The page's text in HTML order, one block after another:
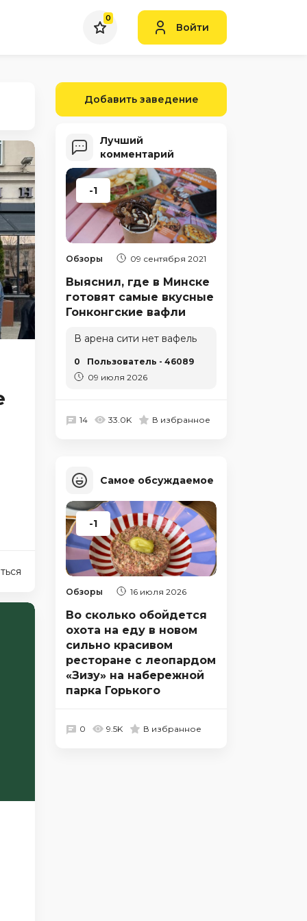
0
Войти
Добавить заведение
Лучший
комментарий
-1
Обзоры 09 сентября 2021
Выяснил, где в Минске
готовят самые вкусные
Гонконгские вафли
В арена сити нет вафель
0
Пользователь - 46089
09 июля 2026
14 33.0K В избранное
Самое обсуждаемое
-1
Обзоры 16 июля 2026
Во сколько обойдется
охота на еду в новом
сильно красивом
ресторане с леопардом
«Зизу» на набережной
парка Горького
0 9.5K В избранное